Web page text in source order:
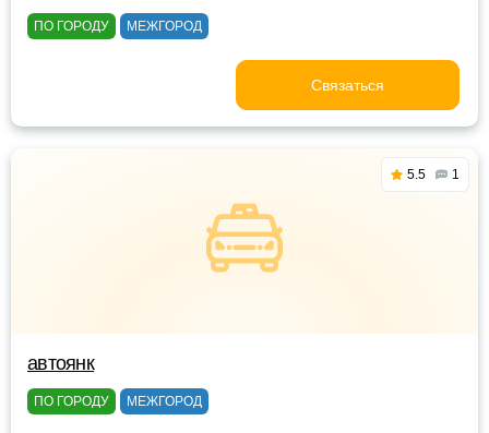
ПО ГОРОДУ МЕЖГОРОД
Связаться
5.5 1
автоянк
ПО ГОРОДУ МЕЖГОРОД